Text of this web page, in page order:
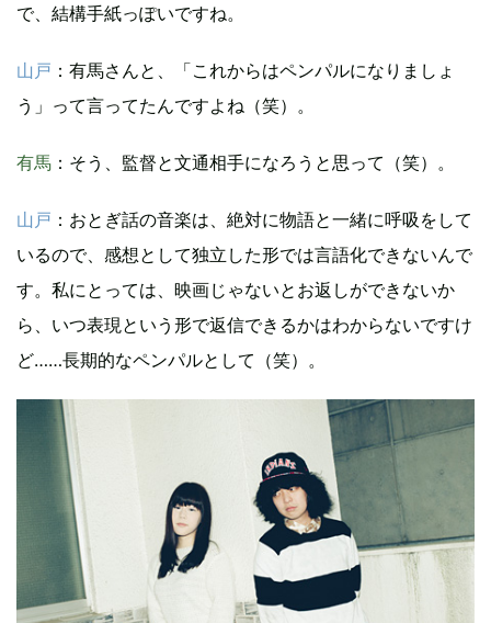
で、結構手紙っぽいですね。
山戸 ：有馬さんと、「これからはペンパルになりましょ
う」って言ってたんですよね（笑）。
有馬 ：そう、監督と文通相手になろうと思って（笑）。
山戸 ：おとぎ話の音楽は、絶対に物語と一緒に呼吸をして
いるので、感想として独立した形では言語化できないんで
す。私にとっては、映画じゃないとお返しができないか
ら、いつ表現という形で返信できるかはわからないですけ
ど……長期的なペンパルとして（笑）。